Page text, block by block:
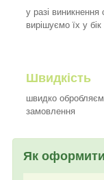
у разі
вирішуємо їх у
Швидкість
швидко
замовлення
Як